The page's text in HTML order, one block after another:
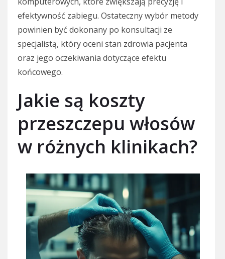
efektywność zabiegu. Ostateczny wybór metody
powinien być dokonany po konsultacji ze
specjalistą, który oceni stan zdrowia pacjenta
oraz jego oczekiwania dotyczące efektu
końcowego.
Jakie są koszty
przeszczepu włosów
w różnych klinikach?